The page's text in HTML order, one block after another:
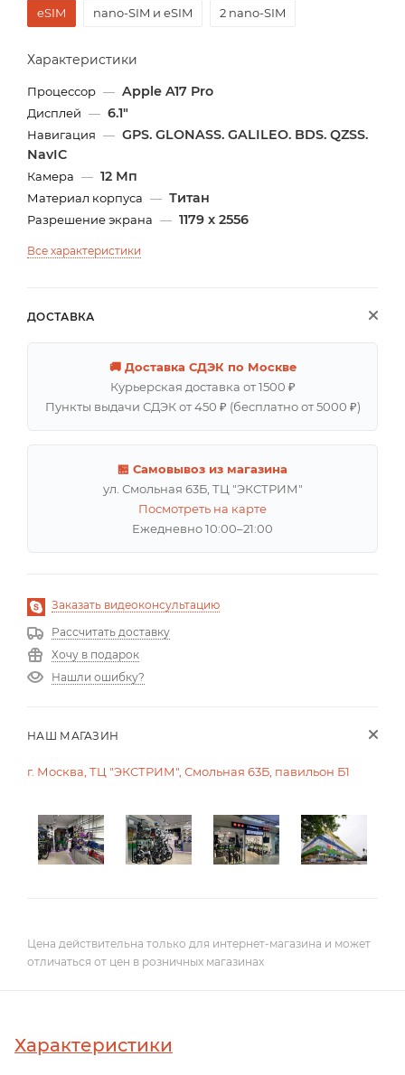
eSIM
nano-SIM и eSIM 2 nano-SIM
Характеристики
Процессор — Apple A17 Pro
Дисплей — 6.1"
Навигация — GPS. GLONASS. GALILEO. BDS. QZSS.
NavIC
Камера — 12 Мп
Материал корпуса — Титан
Разрешение экрана — 1179 x 2556
Все характеристики
ДОСТАВКА
🚚 Доставка СДЭК по Москве
Курьерская доставка от 1500 ₽
Пункты выдачи СДЭК от 450 ₽ (бесплатно от 5000 ₽)
🏪 Самовывоз из магазина
ул. Смольная 63Б, ТЦ "ЭКСТРИМ"
Посмотреть на карте
Ежедневно 10:00–21:00
Заказать видеоконсультацию
Рассчитать доставку
Хочу в подарок
Нашли ошибку?
НАШ МАГАЗИН
г. Москва, ТЦ "ЭКСТРИМ", Смольная 63Б, павильон Б1
Цена действительна только для интернет-магазина и может
отличаться от цен в розничных магазинах
Характеристики